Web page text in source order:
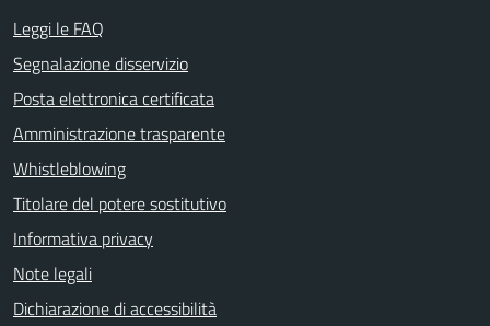
Leggi le FAQ
Segnalazione disservizio
Posta elettronica certificata
Amministrazione trasparente
Whistleblowing
Titolare del potere sostitutivo
Informativa privacy
Note legali
Dichiarazione di accessibilità